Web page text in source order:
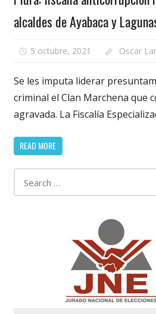
alcaldes de Ayabaca y
5 octubre, 2021 Oscar
Se les imputa liderar
criminal el Clan Marchena que
agravada. La Fiscalía
READ MORE